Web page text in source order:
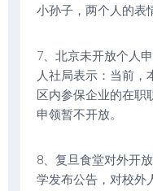
小孙子，两个人的表
7、北京未开放个人
人社局表示：当前，
区内参保企业的在职
申领暂不开放。
8、复旦食堂对外开
学发布公告，对校外